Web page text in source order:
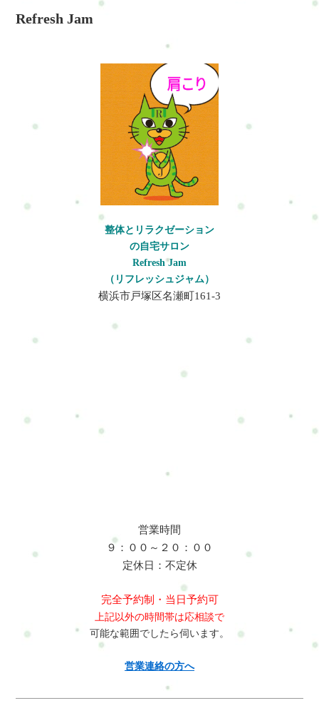
ホットペッパービューティー…予約可・LINE公式…予約・トー
クでやり取り・お得情報・楽天ビューティー…予約可・
によって料金やコースが違います。無理なく、安心して選んで
くださいね。#ui-datepicker-div{z-index:10000 !important;}.ui-
datepicker-calendar th,.ui-datepicker-calendar td{min-width:unset
!important;}select.ui-datepicker-year,select.ui-datepicker-
month{height:2em !important;gap:5px;}span.del +
span.del{display:none !important;}お問合せ・ご予約フォーム内容
の確認以下の内容で送信します。よろしいですか？氏名必須メ
ールアドレス必須お問い合わせ内容必須お問い合わせ内容によ
っては回答できない場合もございますのであらかじめご了承く
ださい。プライバシーポリシーにご同意の上、お問い合わせ内
容の確認に進んでください。
に姿勢改善は肩こり解消の基本です整体で出来ること整体で
は、筋肉の緊張を緩めながら骨格のバランスを整えます。 血流
の使い方を考慮した施術を行っています。施術を受けること
で・疲れにくくなる・回復しやすくなる・仕事中の負担が軽減
されるといった変化が期待できます。横浜市戸塚区で体の不調
にお悩みの方は、整体・自宅サロンRefresh Jamへお気軽にご相
談ください。肩こりや腰痛など日常生活で起こりやすい不調の
ケアを通して、今の生活や仕事を続けられるカラダとココロづ
くりをサポートしています。よくある質問Q:肩こりは自然に治
りますか？A：一時的に軽くなることはありますが、原因が改善
されないと再発しやすいです。Q:どのくらいで改善しますか？
A：個人差はありますが、継続的なケアで徐々に楽になります。
まとめ肩こりは姿勢や生活習慣が大きく関係しています。原因
を理解し、日常のケアと整体を取り入れることで改善が可能で
す。初めての方はまずこちらへRefresh Jamーロードマップ◆ 安
心できる施術を、1度体験してみるお申し込み方法はこちら・ホ
ットペッパービューティー…予約可・LINE公式…予約・トーク
month{height:2em !important;gap:5px;}span.del +
span.del{display:none !important;}お問合せ・ご予約フォーム内容
による疲労と血流低下栄養計算や盛り付けなどの細かい作業は
体に起こる変化体の負担が続くことで以下の変化が起こりま
す。・筋肉の硬直・姿勢の歪み・呼吸が浅くなる・自律神経の
乱れ放置するとどうなる不調を放置すると慢性化し、日常生活
にも影響が出ます。・慢性的な肩こりや腰痛・頭痛やめまい・
集中力の低下・疲れが取れにくい早めのケアが症状の悪化を防
ぐポイントです。改善方法日常生活で意識することが重要で
す。・姿勢をこまめに整える・ストレッチを行う・適度に休憩
を取る・深呼吸を意識する整体で出来ること整体では体のバラ
ンスを整え、不調の根本改善を目指します。・筋肉の緊張を緩
める施術・姿勢調整・血流改善・自律神経の調整施術後は・疲
れにくくなる・回復しやすくなる・仕事が楽になる当サロンで
は栄養士の生活や体の使い方を考慮した施術を行っています。
横浜市戸塚区で体の不調にお悩みの方は、整体・自宅サロン
Refresh Jamへお気軽にご相談ください。肩こりや腰痛など日常
生活で起こりやすい不調のケアを通して、今の生活や仕事を続
けられるカラダとココロづくりをサポートしています。よくあ
姿勢や長時間の作業により筋肉が緊張し、血流が悪くなるため
です。Q: 整体はどのくらいの頻度で受けるべきですか？A：症
テナンスがおすすめです。まとめ栄養士は姿勢や仕事環境の影
はまずこちらへRefresh Jamーロードマップ◆ 安心できる施術
お得情報・楽天ビューティー…予約可・minimo…予約可・誰で
datepicker-div{z-index:10000 !important;}.ui-datepicker-calendar
th,.ui-datepicker-calendar td{min-width:unset !important;}select.ui-
datepicker-year,select.ui-datepicker-month{height:2em
問合せ・ご予約フォーム内容の確認以下の内容で送信します。
よろしいですか？氏名必須メールアドレス必須お問い合わせ内
容必須お問い合わせ内容によっては回答できない場合もござい
ますのであらかじめご了承ください。プライバシーポリシーに
エは立ち作業と前傾姿勢により肩・首・腰に負担がかかりやす
かい手作業による筋緊張対策・姿勢のリセット ・肩甲骨を動か
す習慣 ・整体によるバランス調整野菜ソムリエの不調は、前傾
姿勢・長時間作業・細かい手作業といった負担が重なることで
起こりやすくなります。野菜ソムリエとは野菜や果物の知識を
活かし、販売・提案・調理などを行う仕事です。日常的に食材
に触れるため健康的なイメージがありますが、実際には体への
負担が積み重なりやすい職業です。 特に同じ姿勢が続くことが
多く、無意識に体へ負担が蓄積していきます。野菜ソムリエに
多い体の不調・肩こり ・首の痛み ・腰痛 ・手首の疲労 ・足の
むくみ前かがみでの仕分けや調理作業による肩こりが起きる理
由野菜の仕分けやカット、陳列作業では前かがみの姿勢が長時
間続きます。 この姿勢になると背中が丸まり、肩が内側に入り
込みます。すると・僧帽筋・肩甲挙筋・小胸筋といった筋肉が
常に引っ張られ緊張状態になります。筋肉が硬くなることで血
流が低下し、酸素や栄養が行き届きにくくなります。さらに首
周辺の神経も圧迫されやすくなり、肩こりや頭痛へとつながり
なります。細かい作業による不調と自律神経の乱れ丁寧な作業
が求められるため集中状態が長く続きます。 その結果、交感神
となく疲れが抜けない」と感じる方も多いです。立ちっぱなし
すくなります。体に起こる変化・呼吸が浅くなる・肩甲骨の動
つながります。放置するとどうなる・慢性的な肩こりや腰痛・
すくなります。改善方法・30分に1回は姿勢をリセット・肩甲骨
を動かすストレッチ・深呼吸を意識する・足首を動かして血流
改善小さな習慣の積み重ねが体の負担軽減につながります。特
に肩甲骨を動かすことは血流改善に非常に重要です。整体で出
来ること整体では以下の施術を行います・肩甲骨・背骨の可動
域調整・首や肩の筋肉の緊張緩和・骨盤バランスの調整これに
より・血流が改善される・呼吸がしやすくなる・体が軽くなる
さらに・疲れにくくなる・回復しやすくなる・仕事中の負担が
ムリエの生活や体の使い方を考慮した施術を行っています。横
浜市戸塚区で体の不調にお悩みの方は、整体・自宅サロン
Refresh Jam
整体とリラクゼーション
の自宅サロン
Refresh Jam
（リフレッシュジャム）
横浜市戸塚区名瀬町161-3
営業時間
９：００～２０：００
定休日：不定休
完全予約制・当日予約可
上記以外の時間帯は応相談で
可能な範囲でしたら伺います。
営業連絡の方へ